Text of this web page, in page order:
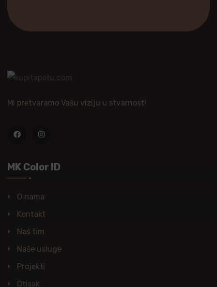
Mi pretvaramo Vašu viziju u stvarnost!
MK Color ID
O nama
Kontakt
Naš tim
Naše usluge
Projekti
Otisak